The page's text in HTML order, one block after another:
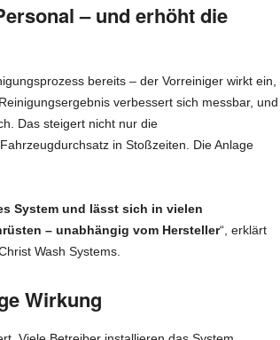
– und erhöht die
bereits – der Vorreiniger wirkt ein,
verbessert sich messbar, und
Das steigert nicht nur die
in Stoßzeiten. Die Anlage
System und lässt sich in vielen
– unabhängig vom Hersteller“, erklärt
Wash Systems.
Wirkung